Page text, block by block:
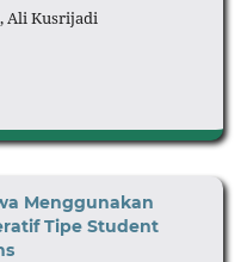
Ali Kusrijadi
Menggunakan
Tipe Student